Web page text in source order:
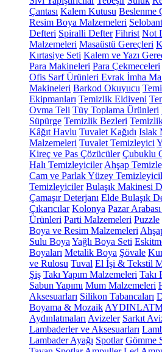
Çantası Kalem Kutusu Beslenme
Resim Boya Malzemeleri Selobant
Defteri Spiralli Defter Fihrist Not
Malzemeleri Masaüstü Gereçleri
Kırtasiye Seti Kalem ve Yazı
Para Makineleri Para Çekmeceleri
Ofis Sarf Ürünleri Evrak İmha
Makineleri Barkod Okuyucu
Ekipmanları Temizlik Eldiveni
Ovma Teli Tüy Toplama Ürünleri
Süpürge Temizlik Bezleri
Kâğıt Havlu Tuvalet Kağıdı Islak
Malzemeleri Tuvalet Temizleyici
Kireç ve Pas Çözücüler Çubuklu
Halı Temizleyiciler Ahşap
Cam ve Parlak Yüzey
Temizleyiciler Bulaşık Makinesi
Çamaşır Deterjanı Elde Bulaşık
Çıkarıcılar Kolonya Pazar
Ürünleri Parti Malzemeleri Puzzle
Boya ve Resim Malzemeleri
Sulu Boya Yağlı Boya Seti
Boyaları Metalik Boya Şövale
ve Rulosu Tuval El İşi & Tekstil
Şiş Takı Yapım Malzemeleri Takı
Sabun Yapımı Mum Malzemeleri
Aksesuarları Silikon Tabancaları
Boyama & Mozaik
Aydınlatmaları Avizeler Sarkıt
Lambaderler ve Aksesuarları
Lambader Ayağı Spotlar Gömme